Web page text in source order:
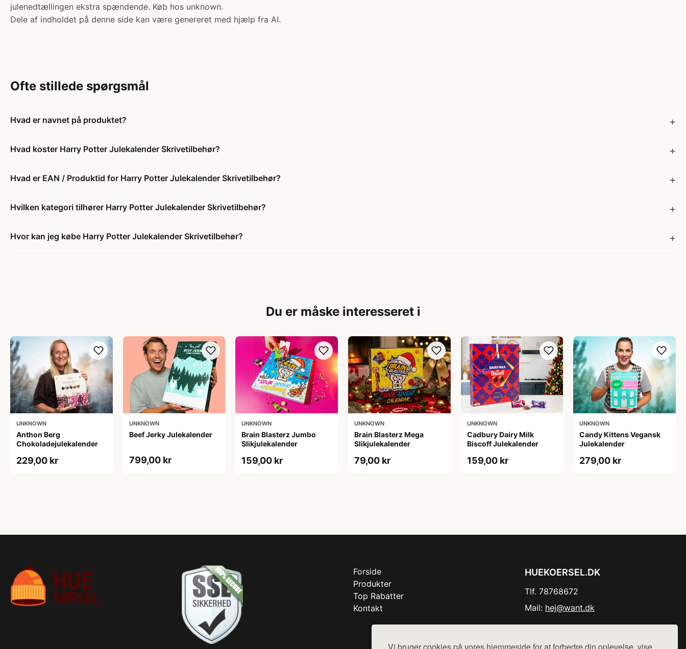
julenedtællingen ekstra spændende. Køb hos unknown.
Dele af indholdet på denne side kan være genereret med hjælp fra AI.
Ofte stillede spørgsmål
Hvad er navnet på produktet?
Hvad koster Harry Potter Julekalender Skrivetilbehør?
Hvad er EAN / Produktid for Harry Potter Julekalender Skrivetilbehør?
Hvilken kategori tilhører Harry Potter Julekalender Skrivetilbehør?
Hvor kan jeg købe Harry Potter Julekalender Skrivetilbehør?
Du er måske interesseret i
UNKNOWN
Anthon Berg
Chokoladejulekalender
229,00 kr
UNKNOWN
Beef Jerky Julekalender
799,00 kr
UNKNOWN
Brain Blasterz Jumbo
Slikjulekalender
159,00 kr
UNKNOWN
Brain Blasterz Mega
Slikjulekalender
79,00 kr
UNKNOWN
Cadbury Dairy Milk
Biscoff Julekalender
159,00 kr
UNKNOWN
Candy Kittens Vegansk
Julekalender
279,00 kr
Forside
Produkter
Top Rabatter
Kontakt
HUEKOERSEL.DK
Tlf. 78768672
Mail: hej@want.dk